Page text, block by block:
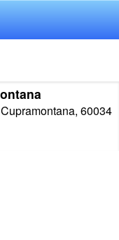
60034